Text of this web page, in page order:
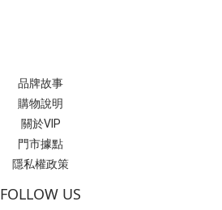
品牌故事
購物說明
關於VIP
門市據點
隱私權政策
FOLLOW US